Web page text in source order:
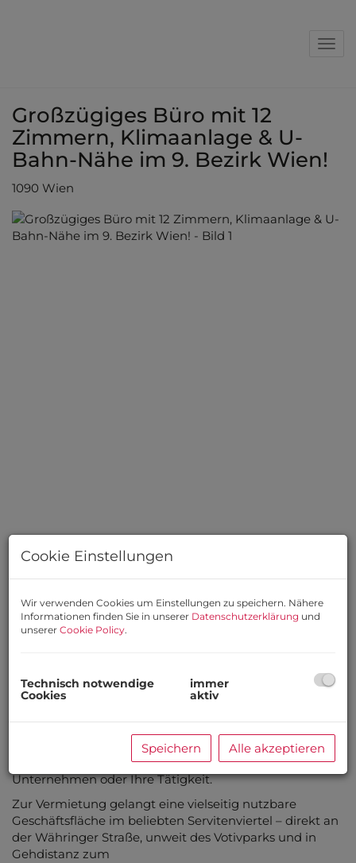
Großzügiges Büro mit 12
Zimmern, Klimaanlage & U-
Bahn-Nähe im 9. Bezirk Wien!
1090 Wien
Beschreibung
Exklusives Büro- bzw. Praxisobjekt im begehrten 9.
Diese großzügige Büro- oder Praxisfläche befindet sich
in der 2. Etage eines gepflegten Hauses im Herzen von
Büroräumlichkeit, Praxis oder multifunktionaler
Arbeitsplatz – hier finden Sie das ideale Umfeld für Ihr
Unternehmen oder Ihre Tätigkeit.
Zur Vermietung gelangt eine vielseitig nutzbare
Geschäftsfläche im beliebten Servitenviertel – direkt an
der Währinger Straße, unweit des Votivparks und in
Gehdistanz zum
Cookie Einstellungen
Wir verwenden Cookies um Einstellungen zu speichern. Nähere
Informationen finden Sie in unserer Datenschutzerklärung und
unserer Cookie Policy.
Technisch notwendige
Cookies
immer
aktiv
Speichern Alle akzeptieren